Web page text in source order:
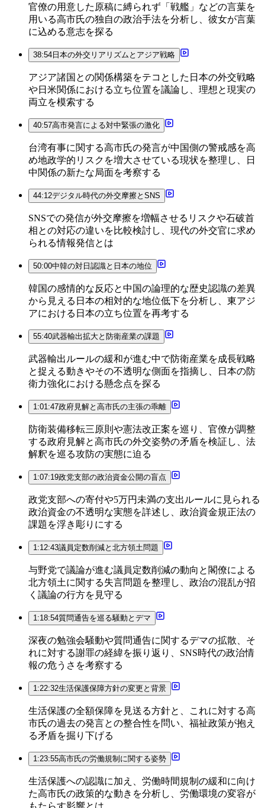
官僚の用意した原稿に縛られず「戦艦」などの言葉を
用いる高市氏の独自の政治手法を分析し、彼女が言葉
に込める意志を探る
38:54 日本の外交リアリズムとアジア戦略
アジア諸国との関係構築をテコとした日本の外交戦略
や日米関係における立ち位置を議論し、理想と現実の
両立を模索する
40:57高市発言による対中緊張の激化
台湾有事に関する高市氏の発言が中国側の警戒感を高
め地政学的リスクを増大させている現状を整理し、日
中関係の新たな局面を考察する
44:12デジタル時代の外交摩擦とSNS
SNSでの発信が外交摩擦を増幅させるリスクや石破首
相との対応の違いを比較検討し、現代の外交官に求め
られる情報発信とは
50:00中韓の対日認識と日本の地位
韓国の感情的な反応と中国の論理的な歴史認識の差異
から見える日本の相対的な地位低下を分析し、東アジ
アにおける日本の立ち位置を再考する
55:40武器輸出拡大と防衛産業の課題
武器輸出ルールの緩和が進む中で防衛産業を成長戦略
と捉える動きやその不透明な側面を指摘し、日本の防
衛力強化における懸念点を探る
1:01:47政府見解と高市氏の主張の乖離
防衛装備移転三原則や憲法改正案を巡り、官僚が調整
する政府見解と高市氏の外交姿勢の矛盾を検証し、法
解釈を巡る攻防の実態に迫る
1:07:19政党支部の政治資金公開の盲点
政党支部への寄付や5万円未満の支出ルールに見られる
政治資金の不透明な実態を詳述し、政治資金規正法の
課題を浮き彫りにする
1:12:43議員定数削減と北方領土問題
与野党で議論が進む議員定数削減の動向と閣僚による
北方領土に関する失言問題を整理し、政治の混乱が招
く議論の行方を見守る
1:18:54質問通告を巡る騒動とデマ
深夜の勉強会騒動や質問通告に関するデマの拡散、そ
れに対する謝罪の経緯を振り返り、SNS時代の政治情
報の危うさを考察する
1:22:32生活保護保障方針の変更と背景
生活保護の全額保障を見送る方針と、これに対する高
市氏の過去の発言との整合性を問い、福祉政策が抱え
る矛盾を掘り下げる
1:23:55高市氏の労働規制に関する姿勢
生活保護への認識に加え、労働時間規制の緩和に向け
た高市氏の政策的な動きを分析し、労働環境の変容が